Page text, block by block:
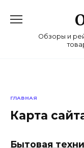
содержанию
Обзоры и
ГЛАВНАЯ
Карта
Бытовая